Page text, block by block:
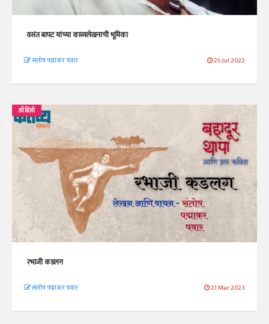
वसंत बापट यांच्या काव्यलेखनाची भूमिका
संतोष पद्माकर पवार 25 Jul 2022
ऑडिओ
रभाजी कडलग
संतोष पद्माकर पवार 21 Mar 2023